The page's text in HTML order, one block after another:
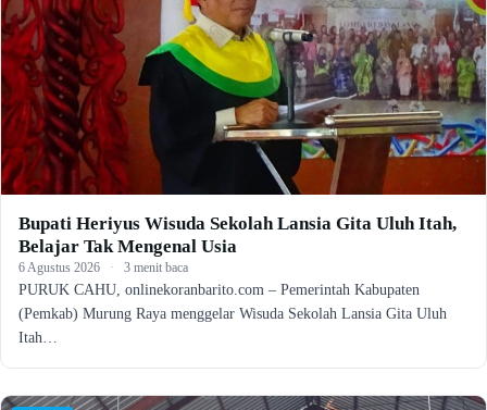
Bupati Heriyus Wisuda Sekolah Lansia Gita Uluh Itah,
Belajar Tak Mengenal Usia
6 Agustus 2026 · 3 menit baca
PURUK CAHU, onlinekoranbarito.com – Pemerintah Kabupaten
(Pemkab) Murung Raya menggelar Wisuda Sekolah Lansia Gita Uluh
Itah…